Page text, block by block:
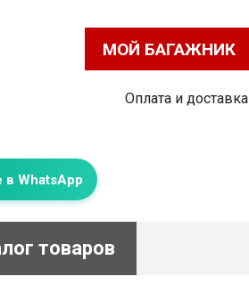
МОЙ БАГАЖНИК
Оплата и доставка
в WhatsApp
товаров